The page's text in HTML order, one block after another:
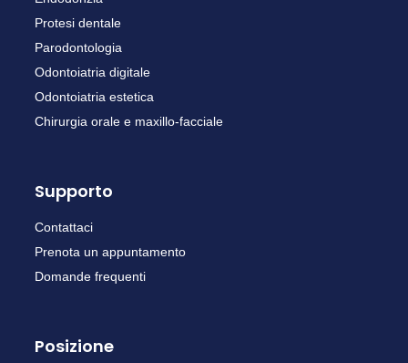
Protesi dentale
Parodontologia
Odontoiatria digitale
Odontoiatria estetica
Chirurgia orale e maxillo-facciale
Supporto
Contattaci
Prenota un appuntamento
Domande frequenti
Posizione